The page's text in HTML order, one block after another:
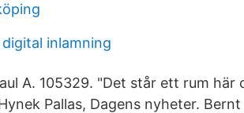
inlamning
A. 105329. "Det står ett rum
Pallas, Dagens nyheter.